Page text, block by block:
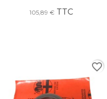
105,89 €TTC
favorite_border